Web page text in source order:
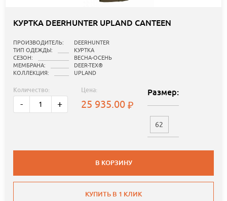
КУРТКА DEERHUNTER UPLAND CANTEEN
ПРОИЗВОДИТЕЛЬ:
DEERHUNTER
ТИП ОДЕЖДЫ:
КУРТКА
СЕЗОН:
ВЕСНА-ОСЕНЬ
МЕМБРАНА:
DEER-TEX®
КОЛЛЕКЦИЯ:
UPLAND
Количество:
- +
Цена:
25 935.00
Размер:
62
В КОРЗИНУ
КУПИТЬ В 1 КЛИК